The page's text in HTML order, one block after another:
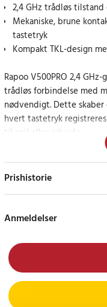
2,4 GHz trådløs
Mekaniske, brune
tastetryk
Kompakt TKL-design
Rapoo V500PRO 2,4
trådløs forbindelse med
nødvendigt. Dette
hvert tastetryk
til spil eller arbejde.
De mekaniske brune
der forbedrer både
samtidig uden at gå
spil, hvor hurtige
Den robuste
skaber en holdbar
Prishistorie
Anmeldelser